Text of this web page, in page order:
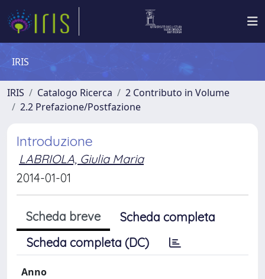
IRIS
IRIS Catalogo Ricerca
2 Contributo in Volume
2.2 Prefazione/Postfazione
Introduzione
LABRIOLA, Giulia Maria
2014-01-01
Scheda breve
Scheda completa
Scheda completa (DC)
Anno